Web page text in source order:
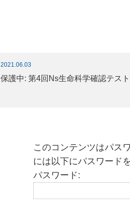
2021.06.03
保護中: 第4回Ns生命科学確認テ
このコンテンツはパス
には以下にパスワード
パスワード: